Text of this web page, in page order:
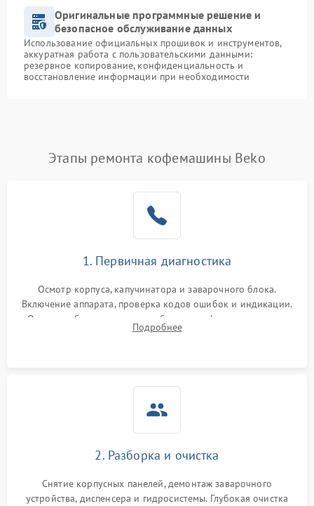
Оригинальные программные решение и
безопасное обслуживание данных
Использование официальных прошивок и инструментов,
аккуратная работа с пользовательскими данными:
резервное копирование, конфиденциальность и
восстановление информации при необходимости
Этапы ремонта кофемашины Beko
1. Первичная диагностика
Осмотр корпуса, капучинатора и заварочного блока.
Включение аппарата, проверка кодов ошибок и индикации.
Оценка работы помпы, термоблока и кофемолки на слух.
Измерение температуры и давления воды для выявления
Подробнее
2. Разборка и очистка
Снятие корпусных панелей, демонтаж заварочного
устройства, диспенсера и гидросистемы. Глубокая очистка